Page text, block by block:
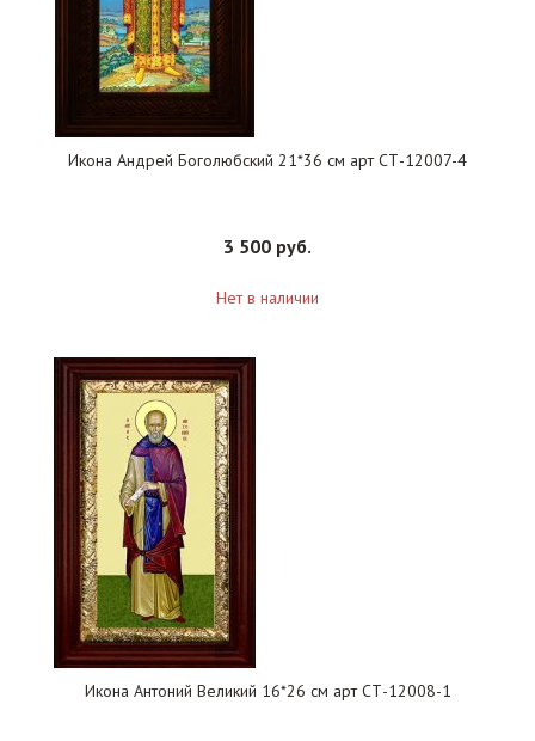
Икона Андрей Боголюбский 21*36 см арт СТ-12007-4
3 500 руб.
Нет в наличии
Икона Антоний Великий 16*26 см арт СТ-12008-1